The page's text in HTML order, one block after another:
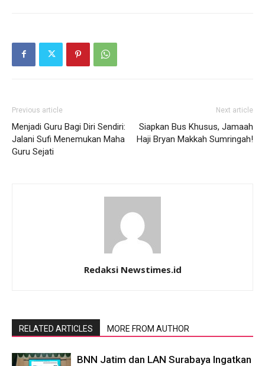
Previous article
Menjadi Guru Bagi Diri Sendiri:
Jalani Sufi Menemukan Maha
Guru Sejati
Next article
Siapkan Bus Khusus, Jamaah
Haji Bryan Makkah Sumringah!
Redaksi Newstimes.id
RELATED ARTICLES MORE FROM AUTHOR
BNN Jatim dan LAN Surabaya Ingatkan